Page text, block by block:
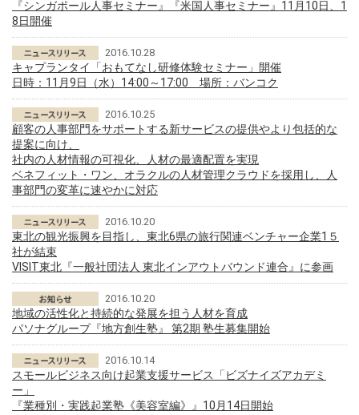
『シンガポール人事セミナー』『米国人事セミナー』11月10日、1
8日開催
2016.10.28
キャプランタイ「おもてなし研修体験セミナー」開催
日時：11月9日（水）14:00～17:00 場所：バンコク
2016.10.25
顧客の人事部門をサポートする新サービスの提供やより包括的な
提案に向け、
社内の人材情報の可視化、人材の最適配置を実現
ベネフィット・ワン、オラクルの人材管理クラウドを採用し、人
事部門の変革に速やかに対応
2016.10.20
東北の観光振興を目指し、東北6県の旅行関連ベンチャー企業1５
社が結束
VISIT東北『一般社団法人 東北インアウトバウンド連合』に参画
2016.10.20
地域の活性化と持続的な発展を担う人材を育成
パソナグループ『地方創生塾』 第2期 塾生募集開始
2016.10.14
スモールビジネス向け起業支援サービス「ビズナイズアカデミ
ー」
『業種別・実践起業塾《美容室編》』10月14日開始